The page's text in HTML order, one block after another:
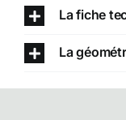
La fiche
La